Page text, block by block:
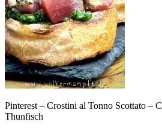
Pinterest – Crostini al Tonno Scottato –
Thunfisch